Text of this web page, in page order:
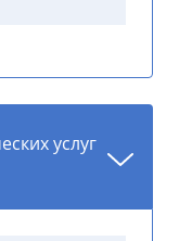
услуг